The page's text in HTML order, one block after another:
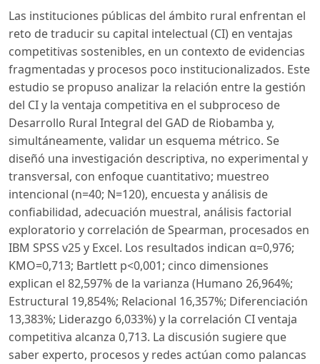
Las instituciones públicas del ámbito rural enfrentan el
reto de traducir su capital intelectual (CI) en ventajas
competitivas sostenibles, en un contexto de evidencias
fragmentadas y procesos poco institucionalizados. Este
estudio se propuso analizar la relación entre la gestión
del CI y la ventaja competitiva en el subproceso de
Desarrollo Rural Integral del GAD de Riobamba y,
simultáneamente, validar un esquema métrico. Se
diseñó una investigación descriptiva, no experimental y
transversal, con enfoque cuantitativo; muestreo
intencional (n=40; N=120), encuesta y análisis de
confiabilidad, adecuación muestral, análisis factorial
exploratorio y correlación de Spearman, procesados en
IBM SPSS v25 y Excel. Los resultados indican α=0,976;
KMO=0,713; Bartlett p<0,001; cinco dimensiones
explican el 82,597% de la varianza (Humano 26,964%;
Estructural 19,854%; Relacional 16,357%; Diferenciación
13,383%; Liderazgo 6,033%) y la correlación CI ventaja
competitiva alcanza 0,713. La discusión sugiere que
saber experto, procesos y redes actúan como palancas